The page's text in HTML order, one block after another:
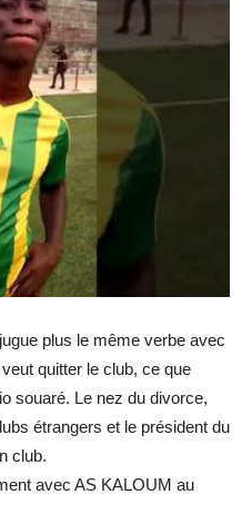
plus le même verbe avec
quitter le club, ce que
souaré. Le nez du divorce,
étrangers et le président du
club.
avec AS KALOUM au